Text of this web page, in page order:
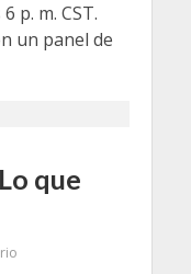
p. m. CST.
un panel de
que